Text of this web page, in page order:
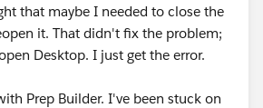
that maybe I needed to close the
it. That didn't fix the problem;
Desktop. I just get the error.
Prep Builder. I've been stuck on